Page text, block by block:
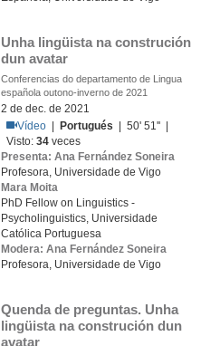
Unha lingüista na construción
dun avatar
Conferencias do departamento de Lingua
española outono-inverno de 2021
2 de dec. de 2021
Vídeo
Portugués | 50' 51'' |
Visto:34 veces
Presenta: Ana Fernández Soneira
Profesora, Universidade de Vigo
Mara Moita
PhD Fellow on Linguistics -
Psycholinguistics, Universidade
Católica Portuguesa
Modera: Ana Fernández Soneira
Profesora, Universidade de Vigo
Quenda de preguntas. Unha
lingüista na construción dun
avatar